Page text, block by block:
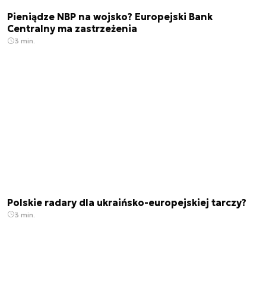
Pieniądze NBP na wojsko? Europejski Bank
Centralny ma zastrzeżenia
3 min.
Polskie radary dla ukraińsko-europejskiej tarczy?
3 min.